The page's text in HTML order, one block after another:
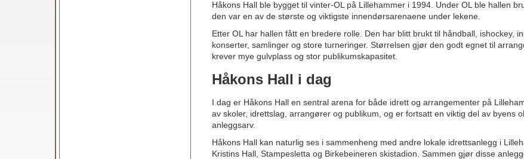
Håkons Hall ble bygget til vinter-OL på Lillehammer i 1994. Under OL ble hallen
den var en av de største og viktigste innendørsarenaene under lekene.
Etter OL har hallen fått en bredere rolle. Den har blitt brukt til håndball, ishockey,
konserter, samlinger og store turneringer. Størrelsen gjør den godt egnet til
krever mye gulvplass og stor publikumskapasitet.
Håkons Hall i dag
I dag er Håkons Hall en sentral arena for både idrett og arrangementer på
av skoler, idrettslag, arrangører og publikum, og er fortsatt en viktig del av byens
anleggsarv.
Håkons Hall kan naturlig ses i sammenheng med andre lokale idrettsanlegg i
Kristins Hall, Stampesletta og Birkebeineren skistadion. Sammen gjør disse